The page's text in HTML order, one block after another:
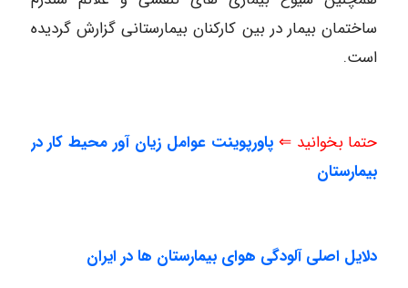
ساختمان بیمار در بین کارکنان بیمارستانی گزارش گردیده
است.
حتما بخوانید ⇐پاورپوینت عوامل زیان آور محیط کار در
بیمارستان
دلایل اصلی آلودگی هوای بیمارستان ها در ایران